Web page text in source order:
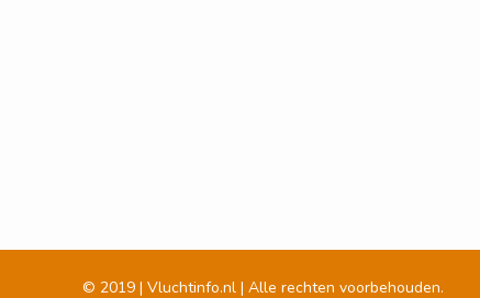
© 2019 | Vluchtinfo.nl | Alle rechten voorbehouden.